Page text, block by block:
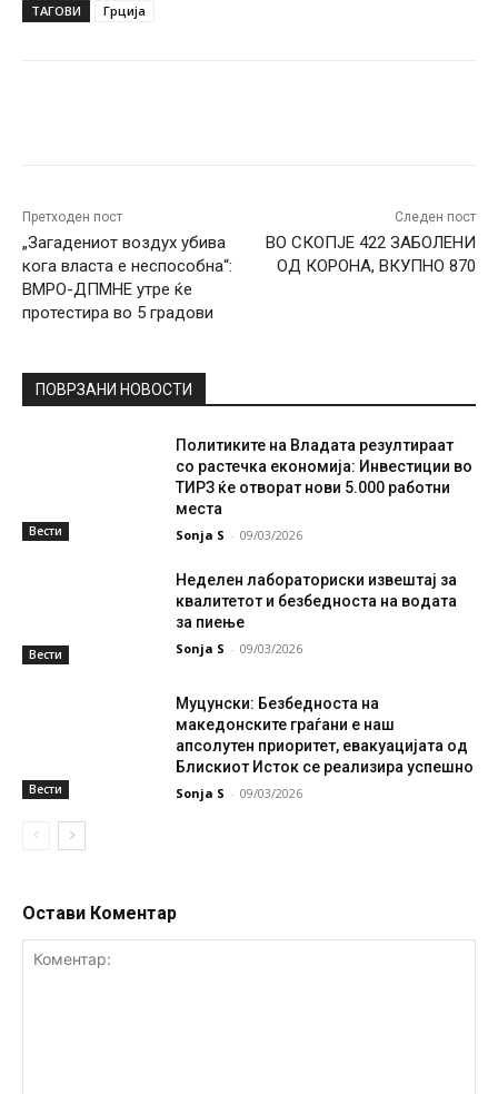
ТАГОВИ
Грција
Претходен пост
„Загадениот воздух убива
кога власта е неспособна“:
ВМРО-ДПМНЕ утре ќе
протестира во 5 градови
Следен пост
ВО СКОПЈЕ 422 ЗАБОЛЕНИ
ОД КОРОНА, ВКУПНО 870
ПОВРЗАНИ НОВОСТИ
Вести
Политиките на Владата резултираат
со растечка економија: Инвестиции во
ТИРЗ ќе отворат нови 5.000 работни
места
Sonja S - 09/03/2026
Вести
Неделен лабораториски извештај за
квалитетот и безбедноста на водата
за пиење
Sonja S - 09/03/2026
Вести
Муцунски: Безбедноста на
македонските граѓани е наш
апсолутен приоритет, евакуацијата од
Блискиот Исток се реализира успешно
Sonja S - 09/03/2026
Остави Коментар